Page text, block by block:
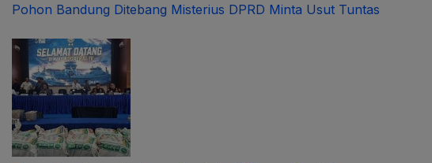
Pohon Bandung Ditebang Misterius DPRD Minta Usut Tuntas